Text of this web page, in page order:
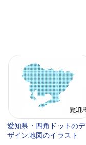
愛知県・四角ドットのデ
ザイン地図のイラスト